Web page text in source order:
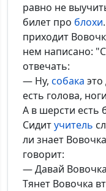
равно не
билет про блохи
приходит
нем написано:
отвечать:
— Ну, собака
есть голова,
А в шерсти есть
Сидитучитель
ли знает
говорит:
— Давай
Тянет Вовочка